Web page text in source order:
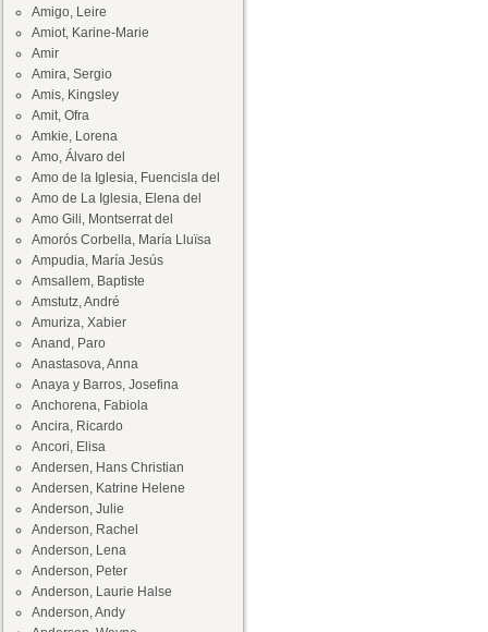
Amigo, Leire
Amiot, Karine-Marie
Amir
Amira, Sergio
Amis, Kingsley
Amit, Ofra
Amkie, Lorena
Amo, Álvaro del
Amo de la Iglesia, Fuencisla del
Amo de La Iglesia, Elena del
Amo Gili, Montserrat del
Amorós Corbella, María Lluïsa
Ampudia, María Jesús
Amsallem, Baptiste
Amstutz, André
Amuriza, Xabier
Anand, Paro
Anastasova, Anna
Anaya y Barros, Josefina
Anchorena, Fabiola
Ancira, Ricardo
Ancori, Elisa
Andersen, Hans Christian
Andersen, Katrine Helene
Anderson, Julie
Anderson, Rachel
Anderson, Lena
Anderson, Peter
Anderson, Laurie Halse
Anderson, Andy